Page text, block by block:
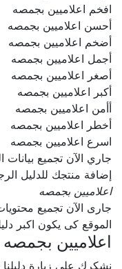
افخم اعلاميين بجمصه
أحسن اعلاميين بجمصه
أضخم اعلاميين بجمصه
أجمل اعلاميين بجمصه
أصغر اعلاميين بجمصه
أكبر اعلاميين بجمصه
أأمن اعلاميين بجمصه
أخطر اعلاميين بجمصه
اسرع اعلاميين بجمصه
جاري الآن تجميع بيانات
إضافة منتجك للدليل الرجاء
اعلاميين بجمصه
جارى الآن تجميع
الموقع كى يكون اكبر
اعلاميين بجمصه
نشكرك على زيارة دليلنا